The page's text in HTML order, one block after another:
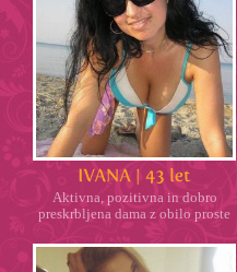
Aktivna, pozitivna in dobro
preskrbljena dama z obilo proste
...